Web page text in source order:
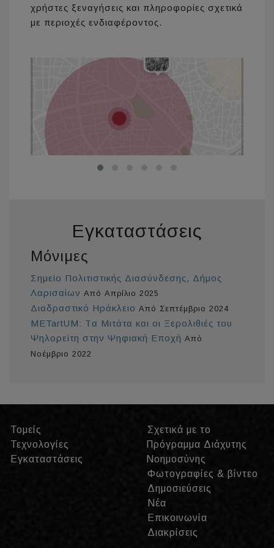
χρήστες ξεναγήσεις και πληροφορίες σχετικά
με περιοχές ενδιαφέροντος.
Εγκαταστάσεις
Μόνιμες
Σημείο Πολιτιστικής Διασύνδεσης, Δήμος
Λαρισαίων Από Απρίλιο 2025
Διαδραστικό Ηράκλειο Από Σεπτέμβριο 2024
METartUM: Tα Μιτάτα και οι Ξερολιθιές του
Ψηλορείτη στην Ψηφιακή Εποχή Από
Νοέμβριο 2022
Τομείς
Τεχνολογίες
Εγκαταστάσεις
Σχετικά με το
Πρόγραμμα Διάχυτης
Νοημοσύνης
Φωτογραφίες & βίντεο
Δημοσιεύσεις
Νέα
Επικοινωνία
Διακρίσεις